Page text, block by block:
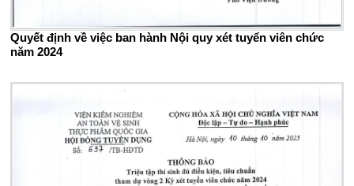
Quyết định về việc ban hành Nội quy xét tuyển viên chức
năm 2024